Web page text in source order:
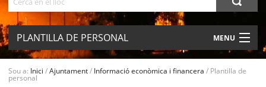
PLANTILLA DE PERSONAL MENU
Sou a: Inici /Ajuntament/ Informació econòmica i financera / Plantilla de
personal